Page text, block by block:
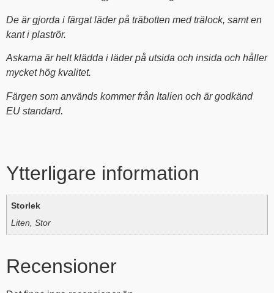
De är gjorda i färgat läder på träbotten med trälock, samt en
kant i plaströr.
Askarna är helt klädda i läder på utsida och insida och håller
mycket hög kvalitet.
Färgen som används kommer från Italien och är godkänd
EU standard.
Ytterligare information
Storlek
Liten, Stor
Recensioner